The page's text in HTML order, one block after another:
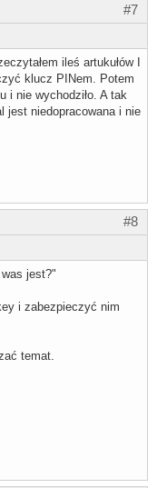
#7
ileś artukułów I
klucz PINem. Potem
i nie wychodziło. A tak
jest niedopracowana i nie
#8
jest?"
i zabezpieczyć nim
temat.